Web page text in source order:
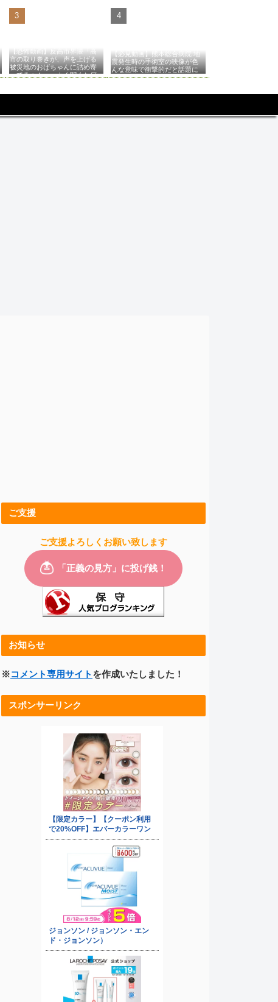
【恐怖動画】反高市界隈「高
市の取り巻きが、声を上げる
被災地のおばちゃんに詰め寄
ってるぅ！」→よく聞くと何
【必見動画】熊本総合病院 地
震発生時の手術室の映像が色
んな意味で衝撃的だと話題に
ご支援
ご支援よろしくお願い致します
お知らせ
※コメント専用サイト を作成いたしました！
スポンサーリンク